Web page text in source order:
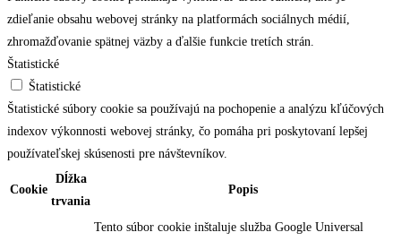
zdieľanie obsahu webovej stránky na platformách sociálnych médií,
zhromažďovanie spätnej väzby a ďalšie funkcie tretích strán.
Štatistické
Štatistické
Štatistické súbory cookie sa používajú na pochopenie a analýzu kľúčových
indexov výkonnosti webovej stránky, čo pomáha pri poskytovaní lepšej
používateľskej skúsenosti pre návštevníkov.
Cookie
Dĺžka
trvania
Popis
Tento súbor cookie inštaluje služba Google Universal